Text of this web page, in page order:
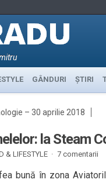
GÂNDURI ȘTIRI
– 30 aprilie 2018
la Steam
& LIFESTYLE· 7 comentarii
bună în zona